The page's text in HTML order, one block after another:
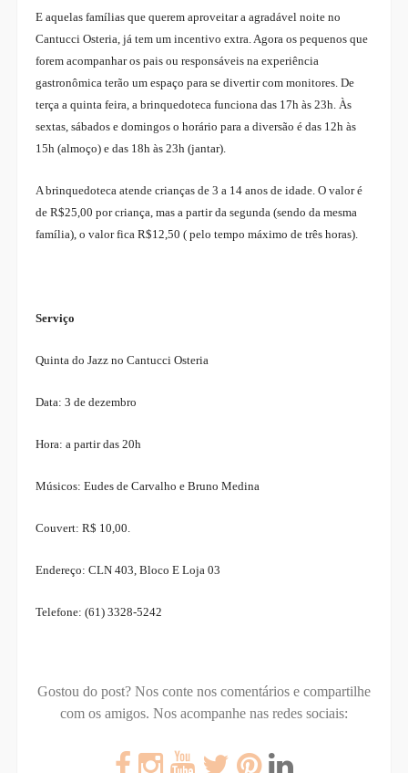
E aquelas famílias que querem aproveitar a agradável noite no
Cantucci Osteria, já tem um incentivo extra. Agora os pequenos que
forem acompanhar os pais ou responsáveis na experiência
gastronômica terão um espaço para se divertir com monitores. De
terça a quinta feira, a brinquedoteca funciona das 17h às 23h. Às
sextas, sábados e domingos o horário para a diversão é das 12h às
15h (almoço) e das 18h às 23h (jantar).
A brinquedoteca atende crianças de 3 a 14 anos de idade. O valor é
de R$25,00 por criança, mas a partir da segunda (sendo da mesma
família), o valor fica R$12,50 ( pelo tempo máximo de três horas).
Serviço
Quinta do Jazz no Cantucci Osteria
Data: 3 de dezembro
Hora: a partir das 20h
Músicos: Eudes de Carvalho e Bruno Medina
Couvert: R$ 10,00.
Endereço: CLN 403, Bloco E Loja 03
Telefone: (61) 3328-5242
Gostou do post? Nos conte nos comentários e compartilhe
com os amigos. Nos acompanhe nas redes sociais: